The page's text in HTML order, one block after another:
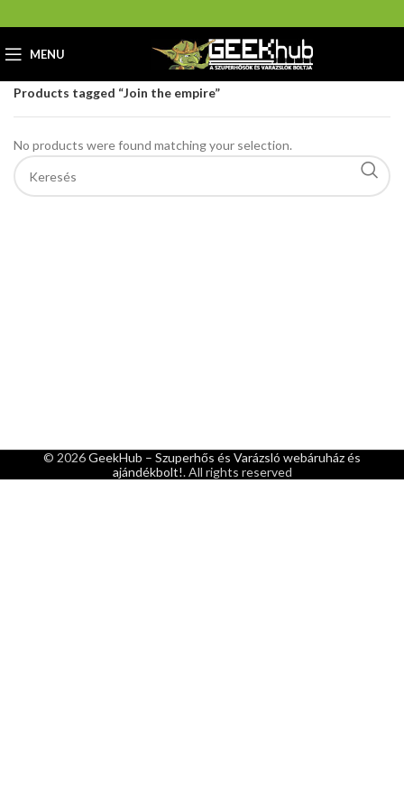
MENU
GeekHub Webáruház és Ajándékbolt
Products tagged “Join the empire”
No products were found matching your selection.
© 2026GeekHub – Szuperhős és Varázsló webáruház és
ajándékbolt!. All rights reserved